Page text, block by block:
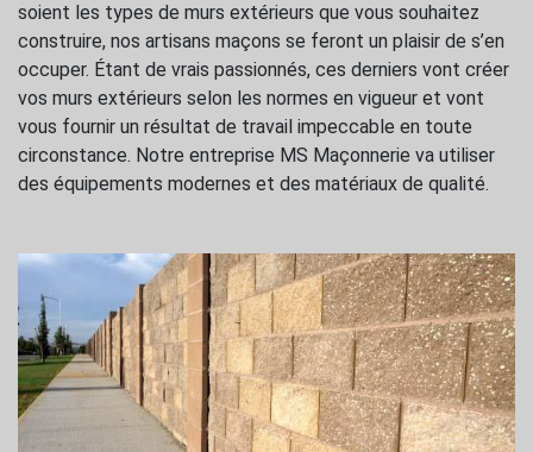
soient les types de murs extérieurs que vous souhaitez
construire, nos artisans maçons se feront un plaisir de s’en
occuper. Étant de vrais passionnés, ces derniers vont créer
vos murs extérieurs selon les normes en vigueur et vont
vous fournir un résultat de travail impeccable en toute
circonstance. Notre entreprise MS Maçonnerie va utiliser
des équipements modernes et des matériaux de qualité.